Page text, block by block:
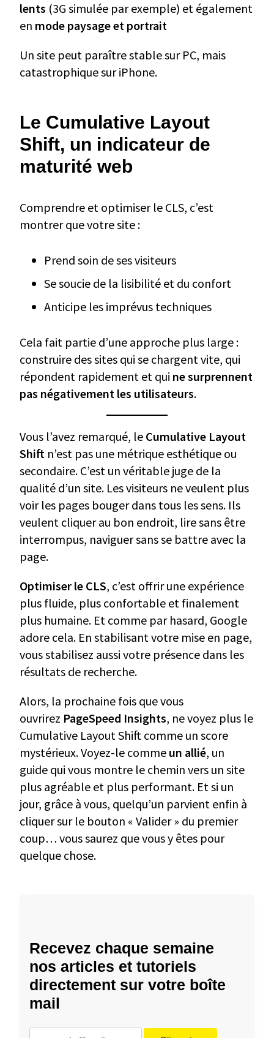
lents (3G simulée par exemple) et également
en mode paysage et portrait
Un site peut paraître stable sur PC, mais
catastrophique sur iPhone.
Le Cumulative Layout
Shift, un indicateur de
maturité web
Comprendre et optimiser le CLS, c’est
montrer que votre site :
Prend soin de ses visiteurs
Se soucie de la lisibilité et du confort
Anticipe les imprévus techniques
Cela fait partie d’une approche plus large :
construire des sites qui se chargent vite, qui
répondent rapidement et qui ne surprennent
pas négativement les utilisateurs.
Vous l’avez remarqué, le Cumulative Layout
Shift n’est pas une métrique esthétique ou
secondaire. C’est un véritable juge de la
qualité d’un site. Les visiteurs ne veulent plus
voir les pages bouger dans tous les sens. Ils
veulent cliquer au bon endroit, lire sans être
interrompus, naviguer sans se battre avec la
page.
Optimiser le CLS, c’est offrir une expérience
plus fluide, plus confortable et finalement
plus humaine. Et comme par hasard, Google
adore cela. En stabilisant votre mise en page,
vous stabilisez aussi votre présence dans les
résultats de recherche.
Alors, la prochaine fois que vous
ouvrirez PageSpeed Insights, ne voyez plus le
Cumulative Layout Shift comme un score
mystérieux. Voyez-le comme un allié, un
guide qui vous montre le chemin vers un site
plus agréable et plus performant. Et si un
jour, grâce à vous, quelqu’un parvient enfin à
cliquer sur le bouton « Valider » du premier
coup… vous saurez que vous y êtes pour
quelque chose.
Recevez chaque semaine
nos articles et tutoriels
directement sur votre boîte
mail